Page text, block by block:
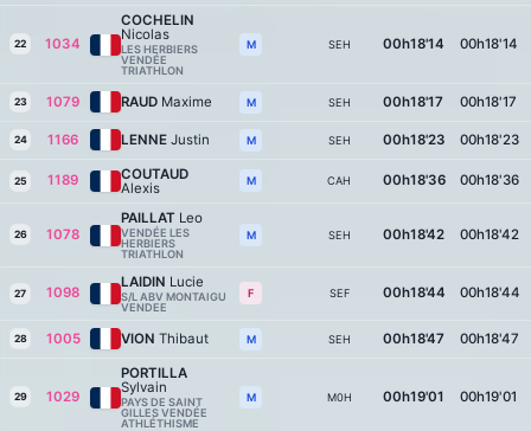
22 1034
COCHELIN
Nicolas
LES HERBIERS
VENDÉE
TRIATHLON
M SEH 00h18'14 00h18'14
23 1079 RAUD Maxime M SEH 00h18'17 00h18'17
24 1166 LENNE Justin M SEH 00h18'23 00h18'23
25 1189
COUTAUD
Alexis
M CAH 00h18'36 00h18'36
26 1078
PAILLAT Leo
VENDÉE LES
HERBIERS
TRIATHLON
M SEH 00h18'42 00h18'42
27 1098
LAIDIN Lucie
S/L ABV MONTAIGU
VENDEE
F SEF 00h18'44 00h18'44
28 1005 VION Thibaut M SEH 00h18'47 00h18'47
29 1029
PORTILLA
Sylvain
PAYS DE SAINT
GILLES VENDÉE
ATHLÉTHISME
M M0H 00h19'01 00h19'01